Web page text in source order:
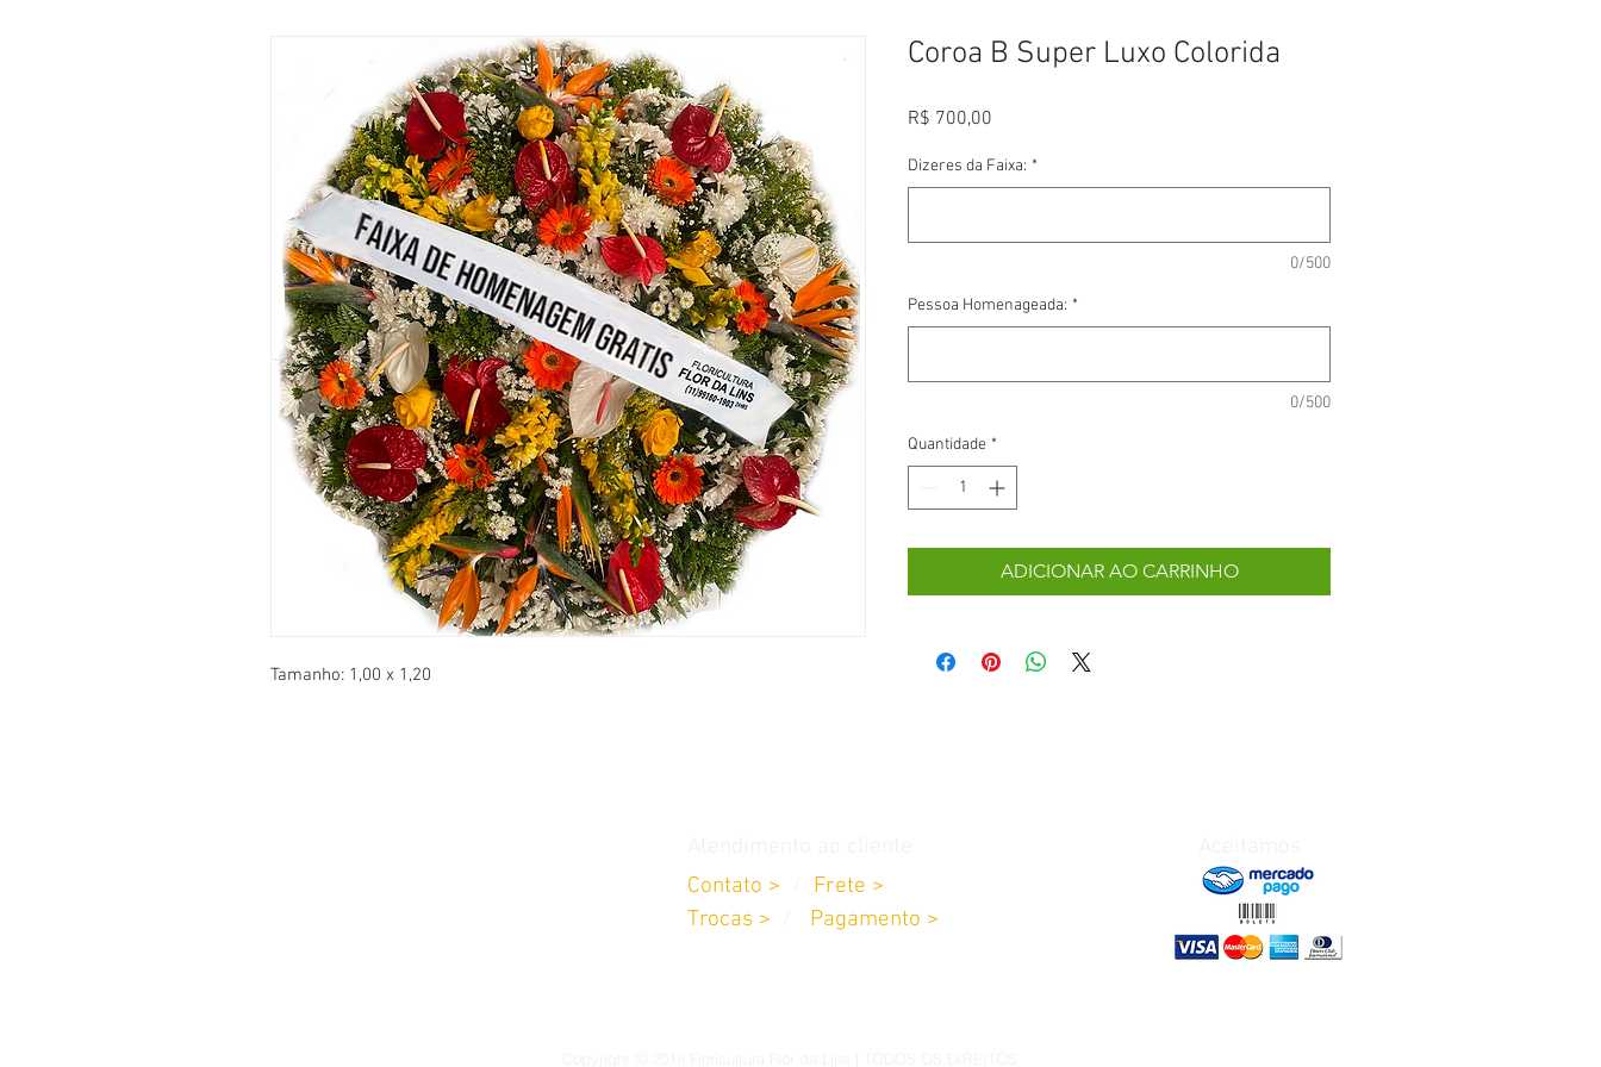
Tamanho: 1,00 x 1,20
Coroa B Super Luxo Colorida
R$ 700,00
Dizeres da Faixa: *
0/500
Pessoa Homenageada: *
0/500
Quantidade *
ADICIONAR AO CARRINHO
Contato >
Frete >
Trocas >
Pagamento >